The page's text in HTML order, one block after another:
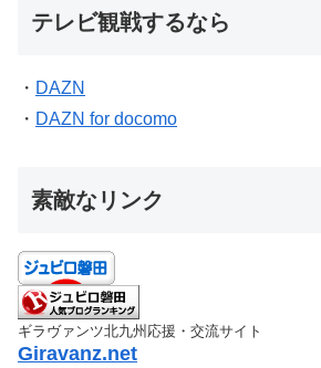
テレビ観戦するなら
・ DAZN
・ DAZN for docomo
素敵なリンク
ギラヴァンツ北九州応援・交流サイト
Giravanz.net